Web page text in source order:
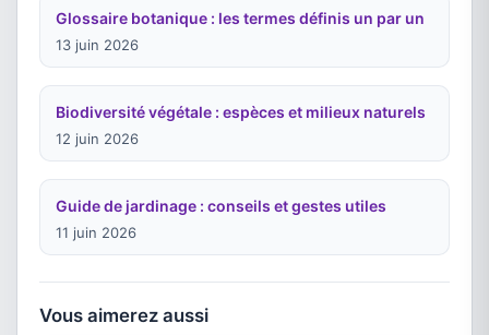
Glossaire botanique : les termes définis un par un
13 juin 2026
Biodiversité végétale : espèces et milieux naturels
12 juin 2026
Guide de jardinage : conseils et gestes utiles
11 juin 2026
Vous aimerez aussi